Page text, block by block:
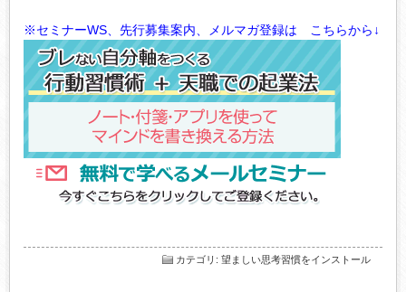
※セミナーWS、先行募集案内、メルマガ登録は こちらから↓
カテゴリ : 望ましい思考習慣をインストール